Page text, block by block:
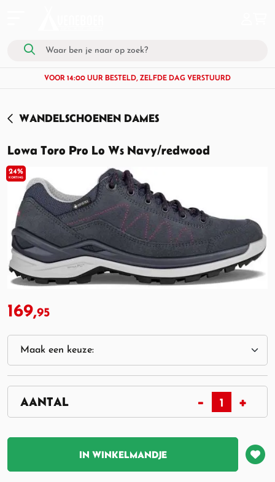
VOOR 14:00 UUR BESTELD, ZELFDE DAG VERSTUURD
WANDELSCHOENEN DAMES
24%
KORTING
Lowa Toro Pro Lo Ws Navy/redwood
169,95
IN WINKELMANDJE